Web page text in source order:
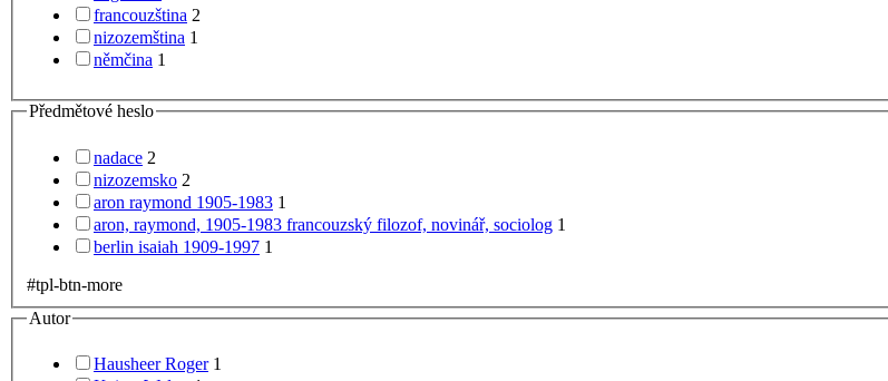
francouzština 2
nizozemština 1
němčina 1
Předmětové heslo
nadace 2
nizozemsko 2
aron raymond 1905-1983 1
aron, raymond, 1905-1983 francouzský filozof, novinář, sociolog 1
berlin isaiah 1909-1997 1
#tpl-btn-more
Autor
Hausheer Roger 1